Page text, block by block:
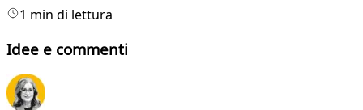
1 min di lettura
Idee e commenti